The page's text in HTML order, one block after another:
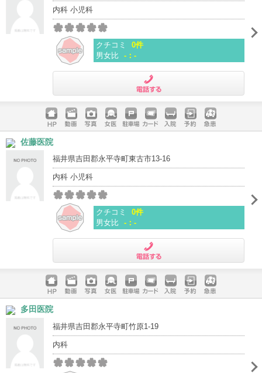
内科 小児科
クチコミ
0件
男女比 -：-
ホームペ
ージ
動画 写真 女医 駐車場
クレジッ
入院 予約 急患
佐藤医院
福井県吉田郡永平寺町東古市13-16
内科 小児科
クチコミ
0件
男女比 -：-
ホームペ
ージ
動画 写真 女医 駐車場
クレジッ
入院 予約 急患
多田医院
福井県吉田郡永平寺町竹原1-19
内科